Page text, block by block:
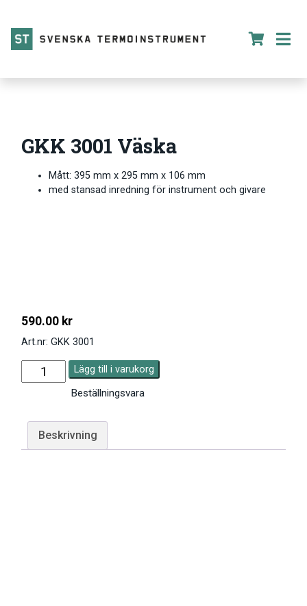
GKK 3001 Väska
Mått: 395 mm x 295 mm x 106 mm
med stansad inredning för instrument och givare
590.00 kr
Art.nr: GKK 3001
Lägg till i varukorg
Beställningsvara
Beskrivning